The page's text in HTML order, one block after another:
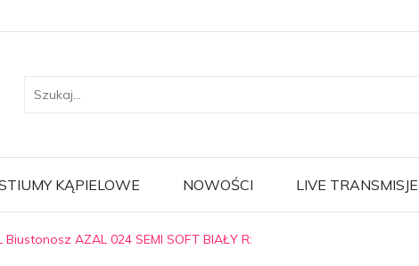
KĄPIELOWE NOWOŚCI LIVE TRANSMISJE
Biustonosz AZAL 024 SEMI SOFT BIAŁY R: